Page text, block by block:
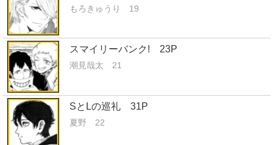
もろきゅうり 19
スマイリーバンク! 23P
潮見哉太 21
SとLの巡礼 31P
夏野 22